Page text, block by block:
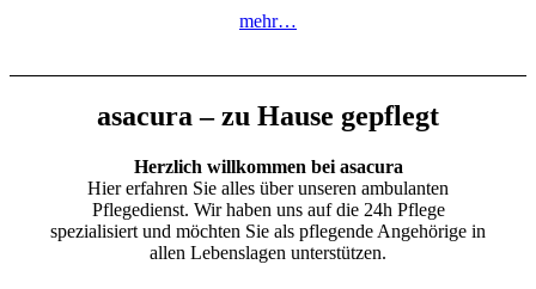
mehr…
asacura – zu Hause gepflegt
Herzlich willkommen bei asacura
Hier erfahren Sie alles über unseren ambulanten
Pflegedienst. Wir haben uns auf die 24h Pflege
spezialisiert und möchten Sie als pflegende Angehörige in
allen Lebenslagen unterstützen.